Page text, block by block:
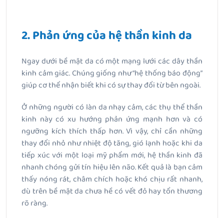
2. Phản ứng của hệ thần kinh da
Ngay dưới bề mặt da có một mạng lưới các dây thần
kinh cảm giác. Chúng giống như “hệ thống báo động”
giúp cơ thể nhận biết khi có sự thay đổi từ bên ngoài.
Ở những người có làn da nhạy cảm, các thụ thể thần
kinh này có xu hướng phản ứng mạnh hơn và có
ngưỡng kích thích thấp hơn. Vì vậy, chỉ cần những
thay đổi nhỏ như nhiệt độ tăng, gió lạnh hoặc khi da
tiếp xúc với một loại mỹ phẩm mới, hệ thần kinh đã
nhanh chóng gửi tín hiệu lên não. Kết quả là bạn cảm
thấy nóng rát, châm chích hoặc khó chịu rất nhanh,
dù trên bề mặt da chưa hề có vết đỏ hay tổn thương
rõ ràng.